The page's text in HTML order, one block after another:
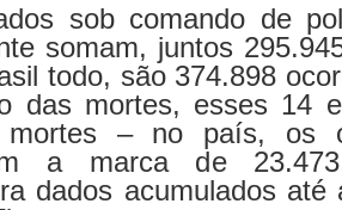
sob comando de
somam, juntos
todo, são 374.898
das mortes, esses 14
mortes – no país, os
a marca de
dados acumulados até